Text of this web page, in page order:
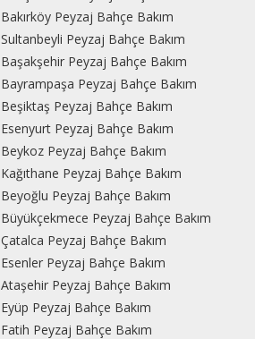
Bakırköy Peyzaj Bahçe Bakım
Sultanbeyli Peyzaj Bahçe Bakım
Başakşehir Peyzaj Bahçe Bakım
Bayrampaşa Peyzaj Bahçe Bakım
Beşiktaş Peyzaj Bahçe Bakım
Esenyurt Peyzaj Bahçe Bakım
Beykoz Peyzaj Bahçe Bakım
Kağıthane Peyzaj Bahçe Bakım
Beyoğlu Peyzaj Bahçe Bakım
Büyükçekmece Peyzaj Bahçe Bakım
Çatalca Peyzaj Bahçe Bakım
Esenler Peyzaj Bahçe Bakım
Ataşehir Peyzaj Bahçe Bakım
Eyüp Peyzaj Bahçe Bakım
Fatih Peyzaj Bahçe Bakım